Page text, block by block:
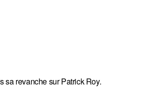
sa revanche sur Patrick Roy.